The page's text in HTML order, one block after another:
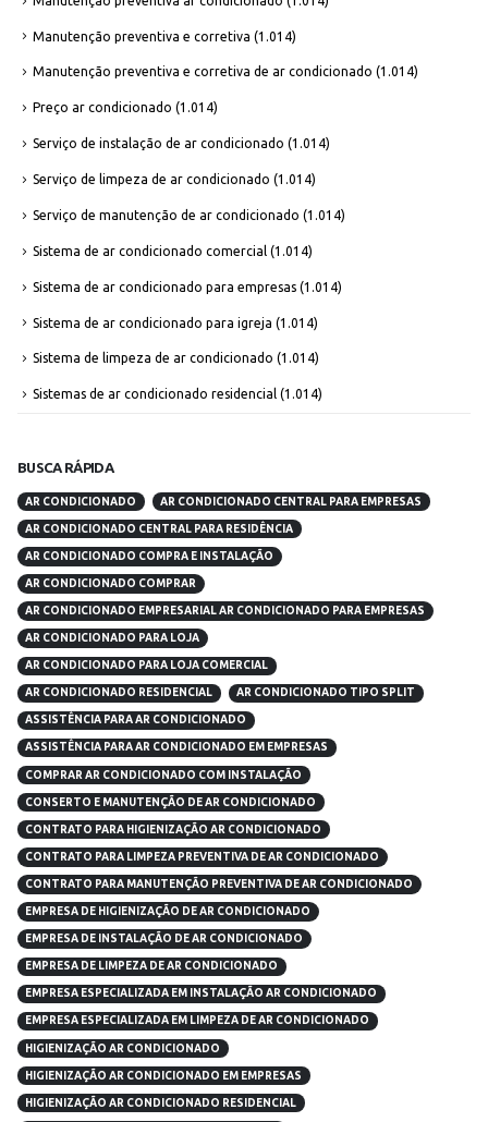
Manutenção preventiva e corretiva (1.014)
Manutenção preventiva e corretiva de ar condicionado (1.014)
Preço ar condicionado (1.014)
Serviço de instalação de ar condicionado (1.014)
Serviço de limpeza de ar condicionado (1.014)
Serviço de manutenção de ar condicionado (1.014)
Sistema de ar condicionado comercial (1.014)
Sistema de ar condicionado para empresas (1.014)
Sistema de ar condicionado para igreja (1.014)
Sistema de limpeza de ar condicionado (1.014)
Sistemas de ar condicionado residencial (1.014)
BUSCA RÁPIDA
AR CONDICIONADO AR CONDICIONADO CENTRAL PARA EMPRESAS
AR CONDICIONADO CENTRAL PARA RESIDÊNCIA
AR CONDICIONADO COMPRA E INSTALAÇÃO
AR CONDICIONADO COMPRAR
AR CONDICIONADO EMPRESARIAL AR CONDICIONADO PARA EMPRESAS
AR CONDICIONADO PARA LOJA
AR CONDICIONADO PARA LOJA COMERCIAL
AR CONDICIONADO RESIDENCIAL AR CONDICIONADO TIPO SPLIT
ASSISTÊNCIA PARA AR CONDICIONADO
ASSISTÊNCIA PARA AR CONDICIONADO EM EMPRESAS
COMPRAR AR CONDICIONADO COM INSTALAÇÃO
CONSERTO E MANUTENÇÃO DE AR CONDICIONADO
CONTRATO PARA HIGIENIZAÇÃO AR CONDICIONADO
CONTRATO PARA LIMPEZA PREVENTIVA DE AR CONDICIONADO
CONTRATO PARA MANUTENÇÃO PREVENTIVA DE AR CONDICIONADO
EMPRESA DE HIGIENIZAÇÃO DE AR CONDICIONADO
EMPRESA DE INSTALAÇÃO DE AR CONDICIONADO
EMPRESA DE LIMPEZA DE AR CONDICIONADO
EMPRESA ESPECIALIZADA EM INSTALAÇÃO AR CONDICIONADO
EMPRESA ESPECIALIZADA EM LIMPEZA DE AR CONDICIONADO
HIGIENIZAÇÃO AR CONDICIONADO
HIGIENIZAÇÃO AR CONDICIONADO EM EMPRESAS
HIGIENIZAÇÃO AR CONDICIONADO RESIDENCIAL